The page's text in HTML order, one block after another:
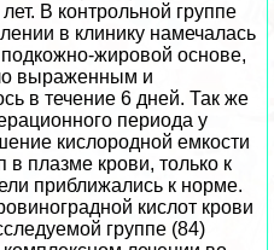
В контрольной группе
в клинику намечалась
жировой основе,
выраженным и
в течение 6 дней. Так же
периода у
кислородной емкости
в плазме крови, только к
приближались к норме.
кислот крови
группе (84)